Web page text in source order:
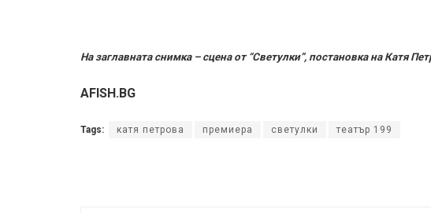
На заглавната снимка – сцена от “Светулки”, постановка на Катя
AFISH.BG
Tags: катя петрова премиера светулки театър 199